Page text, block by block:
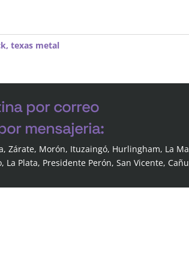
,texas metal
por correo
mensajeria:
Zárate, Morón, Ituzaingó, Hurlingham, La
Plata, Presidente Perón, San Vicente,